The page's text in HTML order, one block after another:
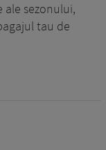
ale sezonului,
tau de